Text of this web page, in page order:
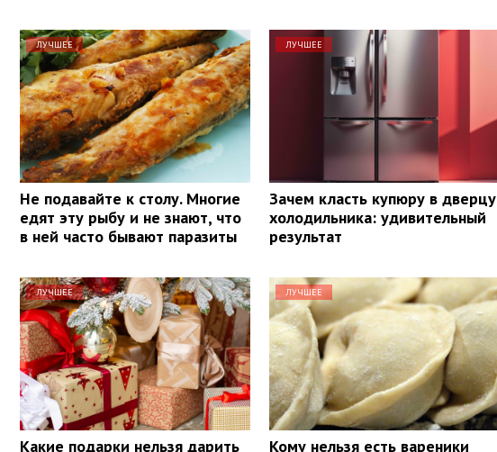
ЛУЧШЕЕ
Не подавайте к столу. Многие
едят эту рыбу и не знают, что
в ней часто бывают паразиты
ЛУЧШЕЕ
Зачем класть купюру в дверцу
холодильника: удивительный
результат
ЛУЧШЕЕ
Какие подарки нельзя дарить
ЛУЧШЕЕ
Кому нельзя есть вареники